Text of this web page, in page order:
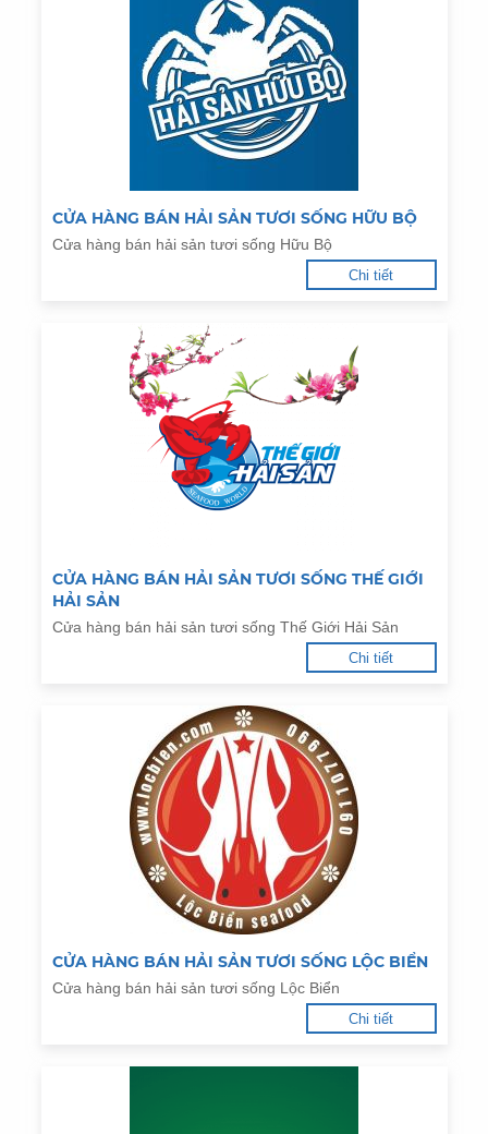
CỬA HÀNG BÁN HẢI SẢN TƯƠI SỐNG HỮU BỘ
Cửa hàng bán hải sản tươi sống Hữu Bộ
Chi tiết
CỬA HÀNG BÁN HẢI SẢN TƯƠI SỐNG THẾ GIỚI
HẢI SẢN
Cửa hàng bán hải sản tươi sống Thế Giới Hải Sản
Chi tiết
CỬA HÀNG BÁN HẢI SẢN TƯƠI SỐNG LỘC BIỂN
Cửa hàng bán hải sản tươi sống Lộc Biển
Chi tiết